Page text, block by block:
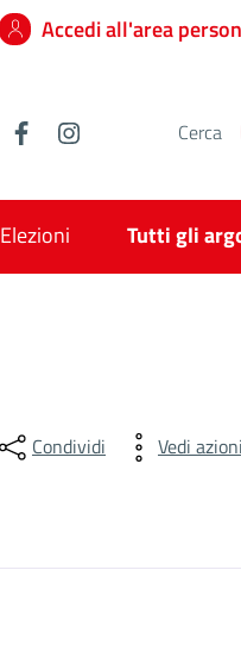
Accedi all'area
Facebook Cerca
Elezioni Tutti gli
Condividi Vedi azioni